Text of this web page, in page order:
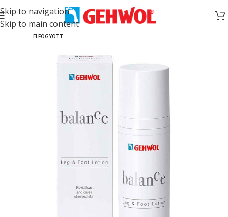
Skip to navigation
Skip to main content
ELFOGYOTT